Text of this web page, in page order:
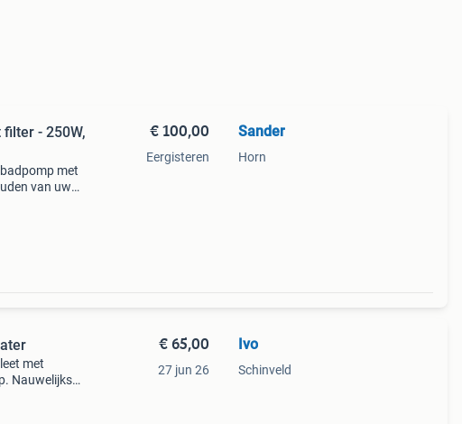
- 250W,
met
van uw
€ 100,00
Eergisteren
Sander
Horn
met
Nauwelijks
€ 65,00
27 jun 26
Ivo
Schinveld